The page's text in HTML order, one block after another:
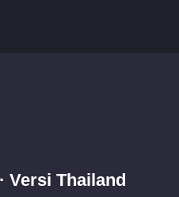
Versi Thailand